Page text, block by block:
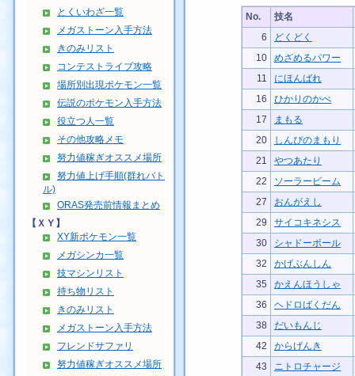
とくいわざ一覧
メガストーン入手方法
きのみリスト
コンテストライブ攻略
場所別出現ポケモン一覧
伝説のポケモン入手方法
役立つ人一覧
その他攻略メモ
努力値稼ぎオススメ場所
努力値上げ手順(群れバト
ル)
ORAS発売前情報まとめ
【ＸＹ】
XY新ポケモン一覧
メガシンカ一覧
技マシンリスト
持ち物リスト
きのみリスト
メガストーン入手方法
フレンドサファリ
努力値稼ぎオススメ場所
No.
技名
6
どくどく
10
めざめるパワー
11
にほんばれ
16
ひかりのかべ
17
まもる
20
しんぴのまもり
21
やつあたり
22
ソーラービーム
27
おんがえし
29
サイコキネシス
30
シャドーボール
32
かげぶんしん
35
かえんほうしゃ
36
ヘドロばくだん
38
だいもんじ
42
からげんき
43
ニトロチャージ